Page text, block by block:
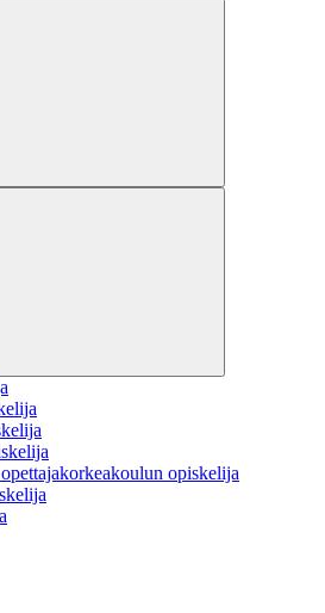
opiskelija